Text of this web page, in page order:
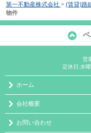
第一不動産株式会社 > (賃貸)路
物件
営
定休日:水
ホーム
会社概要
お問い合わせ